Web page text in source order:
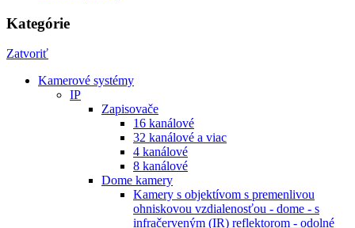
Kategórie
Zatvoriť
Kamerové systémy
IP
Zapisovače
16 kanálové
32 kanálové a viac
4 kanálové
8 kanálové
Dome kamery
Kamery s objektívom s premenlivou
ohniskovou vzdialenosťou - dome - s
infračerveným (IR) reflektorom - odolné